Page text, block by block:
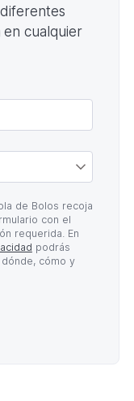
cualquier
de Bolos recoja
con el
requerida. En
podrás
cómo y